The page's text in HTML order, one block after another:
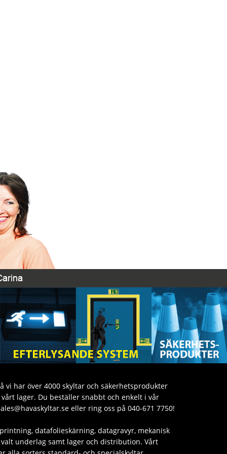
vi har över 4000 skyltar och säkerhetsprodukter
lager. Du beställer snabbt och enkelt i vår
eller ring oss på 040-671 7750!
datafolieskärning, datagravyr, mekanisk
underlag samt lager och distribution. Vårt